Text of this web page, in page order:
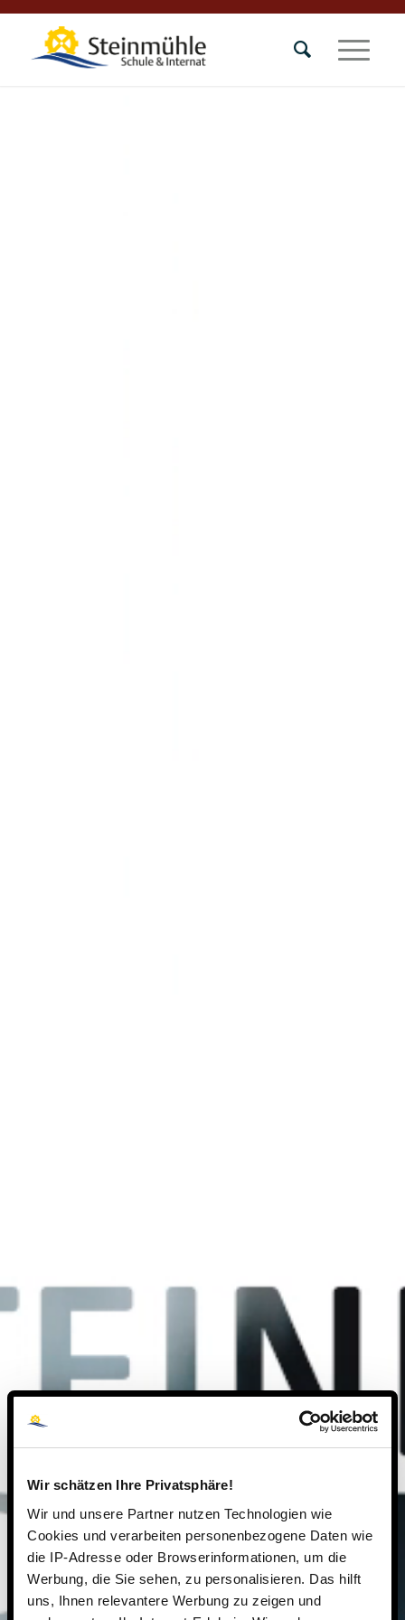
Wir schätzen Ihre Privatsphäre!
Wir und unsere Partner nutzen Technologien wie
Cookies und verarbeiten personenbezogene Daten wie
die IP-Adresse oder Browserinformationen, um die
Werbung, die Sie sehen, zu personalisieren. Das hilft
uns, Ihnen relevantere Werbung zu zeigen und